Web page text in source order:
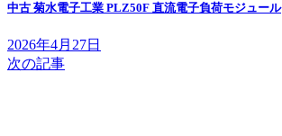
中古 菊水電子工業 PLZ50F 直流電子負荷モジュール
2026年4月27日
次の記事